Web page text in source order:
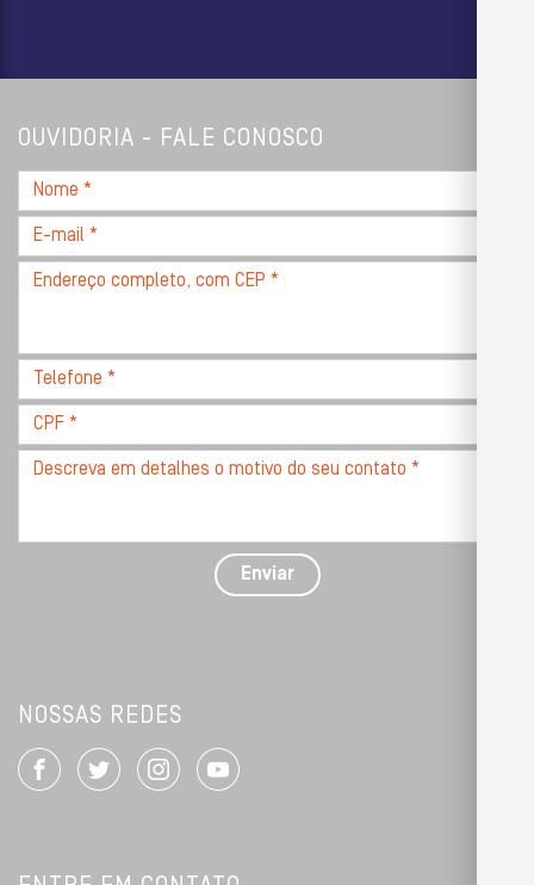
OUVIDORIA - FALE CONOSCO
Nome
*
E-
mail
Endereço
CEP
Telefone
*
CPF
*
Descreva
com
Enviar
NOSSAS REDES